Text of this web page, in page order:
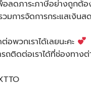
อลดภาระภาษีอย่างถูกต้
มการจัดการกระแสเงินส
อพวกเราได้เลยนะคะ
ติดต่อเราได้ที่ช่องทางต่